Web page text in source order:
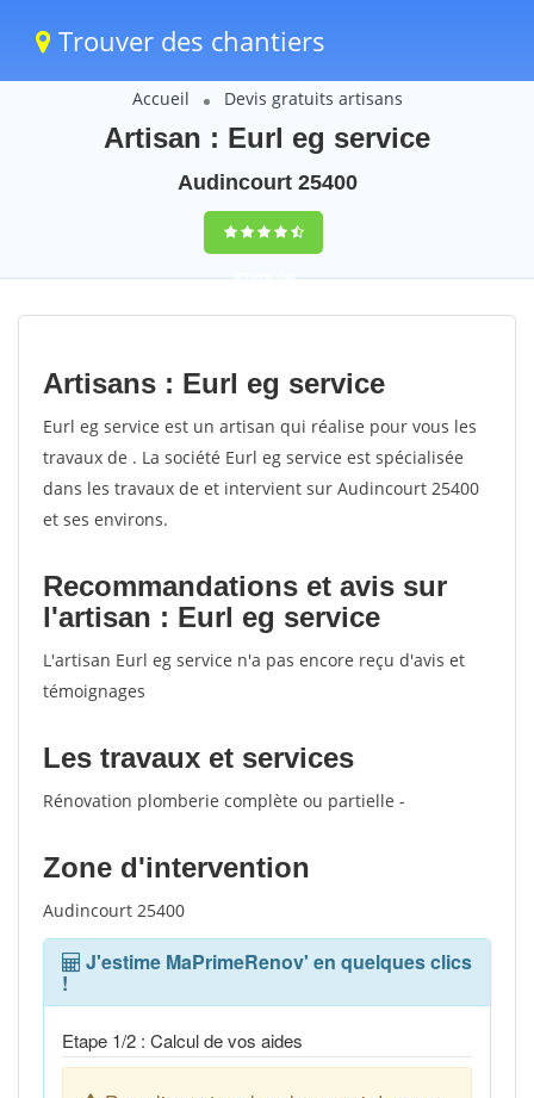
Trouver des chantiers
Accueil Devis gratuits artisans
Artisan : Eurl eg service
Audincourt 25400
trouver des
chantiers
rapidement en
4,8 (100%) 255
Artisans : Eurl eg service
Eurl eg service est un artisan qui réalise pour vous les
travaux de . La société Eurl eg service est spécialisée
dans les travaux de et intervient sur Audincourt 25400
et ses environs.
Recommandations et avis sur
l'artisan : Eurl eg service
L'artisan Eurl eg service n'a pas encore reçu d'avis et
témoignages
Les travaux et services
Rénovation plomberie complète ou partielle -
Zone d'intervention
Audincourt 25400